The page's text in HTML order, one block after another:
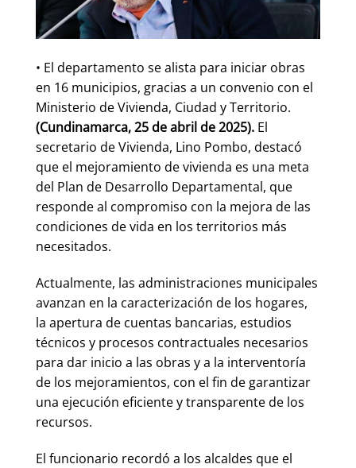
• El departamento se alista para iniciar obras
en 16 municipios, gracias a un convenio con el
Ministerio de Vivienda, Ciudad y Territorio.
(Cundinamarca, 25 de abril de 2025). El
secretario de Vivienda, Lino Pombo, destacó
que el mejoramiento de vivienda es una meta
del Plan de Desarrollo Departamental, que
responde al compromiso con la mejora de las
condiciones de vida en los territorios más
necesitados.
Actualmente, las administraciones municipales
avanzan en la caracterización de los hogares,
la apertura de cuentas bancarias, estudios
técnicos y procesos contractuales necesarios
para dar inicio a las obras y a la interventoría
de los mejoramientos, con el fin de garantizar
una ejecución eficiente y transparente de los
recursos.
El funcionario recordó a los alcaldes que el